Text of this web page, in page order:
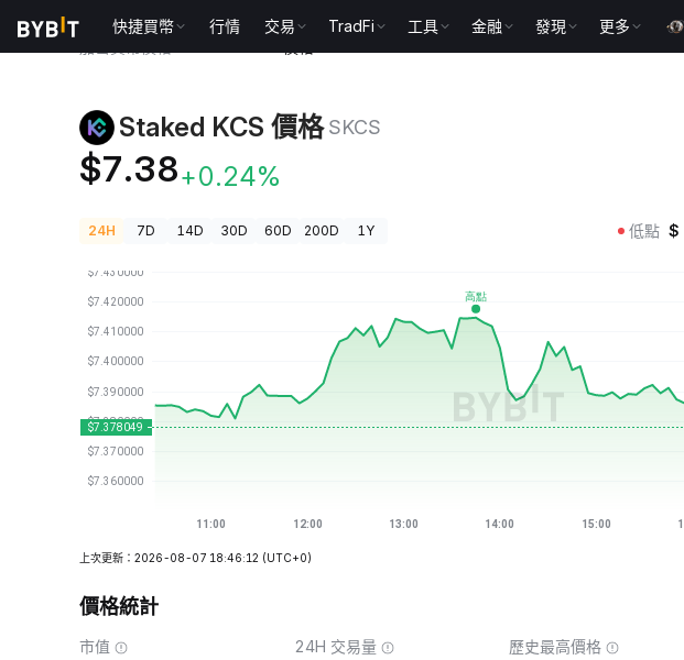
快捷買幣 行情 交易 TradFi 工具 金融 發現 更多
Staked KCS 價格 SKCS
$7.38+0.24%
24H 7D 14D 30D 60D 200D 1Y 低點 $
上次更新：2026-08-07 18:46:12 (UTC+0)
價格統計
市值 24H 交易量 歷史最高價格